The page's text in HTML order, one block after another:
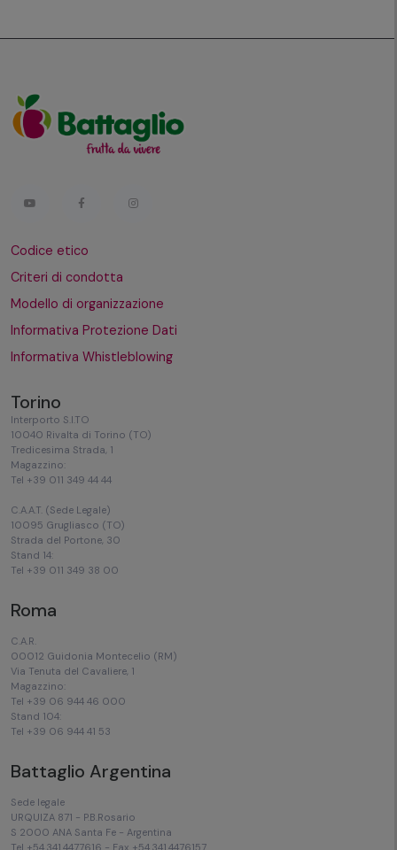
Codice etico
Criteri di condotta
Modello di organizzazione
Informativa Protezione Dati
Informativa Whistleblowing
Torino
Interporto S.I.TO
10040 Rivalta di Torino (TO)
Tredicesima Strada, 1
Magazzino:
Tel +39 011 349 44 44
C.A.A.T. (Sede Legale)
10095 Grugliasco (TO)
Strada del Portone, 30
Stand 14:
Tel +39 011 349 38 00
Roma
C.A.R.
00012 Guidonia Montecelio (RM)
Via Tenuta del Cavaliere, 1
Magazzino:
Tel +39 06 944 46 000
Stand 104:
Tel +39 06 944 41 53
Battaglio Argentina
Sede legale
URQUIZA 871 - P.B.Rosario
S 2000 ANA Santa Fe - Argentina
Tel +54.341.4477616 - Fax +54.341.4476157